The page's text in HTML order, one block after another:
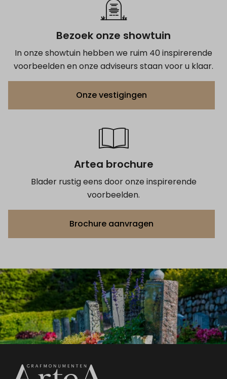
Bezoek onze showtuin
In onze showtuin hebben we ruim 40 inspirerende
voorbeelden en onze adviseurs staan voor u klaar.
Onze vestigingen
Artea brochure
Blader rustig eens door onze inspirerende
voorbeelden.
Brochure aanvragen